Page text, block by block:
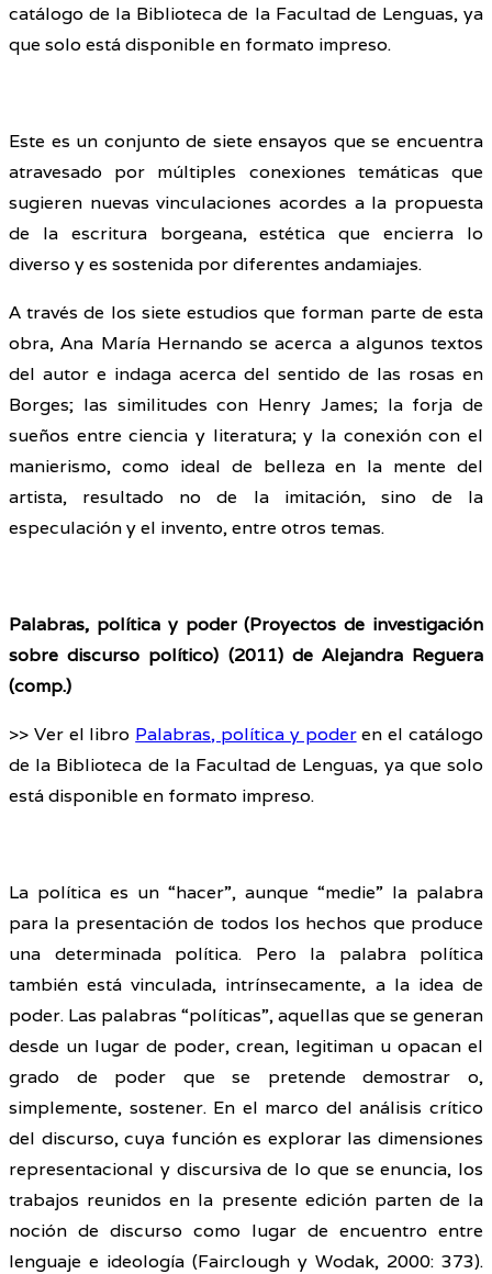
catálogo de la Biblioteca de la Facultad de Lenguas, ya
que solo está disponible en formato impreso.
Este es un conjunto de siete ensayos que se encuentra
atravesado por múltiples conexiones temáticas que
sugieren nuevas vinculaciones acordes a la propuesta
de la escritura borgeana, estética que encierra lo
diverso y es sostenida por diferentes andamiajes.
A través de los siete estudios que forman parte de esta
obra, Ana María Hernando se acerca a algunos textos
del autor e indaga acerca del sentido de las rosas en
Borges; las similitudes con Henry James; la forja de
sueños entre ciencia y literatura; y la conexión con el
manierismo, como ideal de belleza en la mente del
artista, resultado no de la imitación, sino de la
especulación y el invento, entre otros temas.
Palabras, política y poder (Proyectos de investigación
sobre discurso político) (2011) de Alejandra Reguera
(comp.)
>> Ver el libro Palabras, política y poderen el catálogo
de la Biblioteca de la Facultad de Lenguas, ya que solo
está disponible en formato impreso.
La política es un “hacer”, aunque “medie” la palabra
para la presentación de todos los hechos que produce
una determinada política. Pero la palabra política
también está vinculada, intrínsecamente, a la idea de
poder. Las palabras “políticas”, aquellas que se generan
desde un lugar de poder, crean, legitiman u opacan el
grado de poder que se pretende demostrar o,
simplemente, sostener. En el marco del análisis crítico
del discurso, cuya función es explorar las dimensiones
representacional y discursiva de lo que se enuncia, los
trabajos reunidos en la presente edición parten de la
noción de discurso como lugar de encuentro entre
lenguaje e ideología (Fairclough y Wodak, 2000: 373).